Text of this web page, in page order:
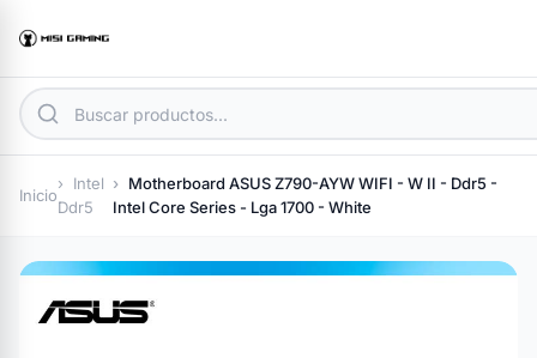
Inicio
Intel
Ddr5
Motherboard ASUS Z790-AYW WIFI - W II - Ddr5 -
Intel Core Series - Lga 1700 - White